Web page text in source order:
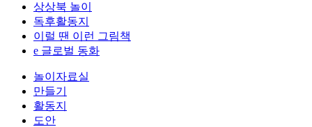
상상북 놀이
독후활동지
이럴 땐 이런 그림책
e 글로벌 동화
놀이자료실
만들기
활동지
도안